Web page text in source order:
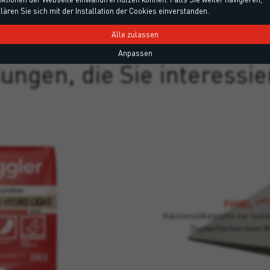
MEHR ENTDECKEN
die Sie
PANEL
Kalziumsilikatplatte zur
Deckenflächen beim
Sie sich mit der Installation der Cookies einverstanden.
Alle zulassen
Anpassen